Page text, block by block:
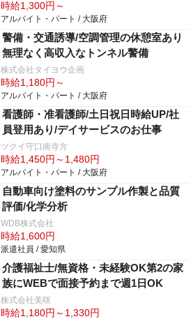
時給1,300円～
アルバイト・パート / 大阪府
警備・交通誘導/空調管理の休憩室あり
無理なく高収入なトンネル警備
株式会社タイヨウ企画
時給1,180円～
アルバイト・パート / 大阪府
看護師・准看護師/土日祝日時給UP/社
員登用あり/デイサービスのお仕事
ツクイ守口南寺方
時給1,450円～1,480円
アルバイト・パート / 大阪府
自動車向け塗料のサンプル作製と品質
評価/化学分析
WDB株式会社
時給1,600円
派遣社員 / 愛知県
介護福祉士/無資格・未経験OK第2の家
族にWEBで面接予約まで週1日OK
株式会社美咲
時給1,180円～1,330円